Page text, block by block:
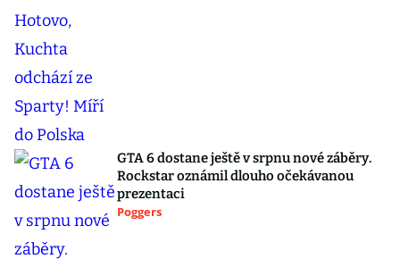
GTA 6 dostane ještě v srpnu nové záběry.
Rockstar oznámil dlouho očekávanou
prezentaci
Poggers